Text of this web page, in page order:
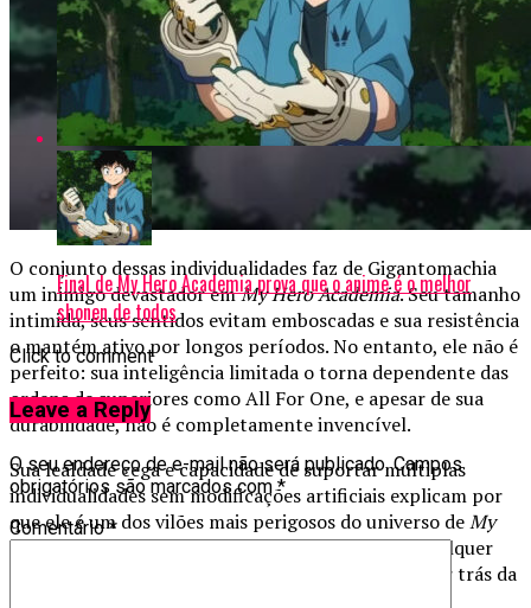
O conjunto dessas individualidades faz de Gigantomachia
um inimigo devastador emMy Hero Academia. Seu tamanho
intimida, seus sentidos evitam emboscadas e sua resistência
o mantém ativo por longos períodos. No entanto, ele não é
perfeito: sua inteligência limitada o torna dependente das
ordens de superiores como All For One, e apesar de sua
durabilidade, não é completamente invencível.
Sua lealdade cega e capacidade de suportar múltiplas
individualidades sem modificações artificiais explicam por
que ele é um dos vilões mais perigosos do universo deMy
Hero Academia. Seu poder muda o equilíbrio de qualquer
confronto e demonstra a complexidade criativa por trás da
Final de My Hero Academia prova que o anime é o melhor
shonen de todos
Click to comment
Leave a Reply
O seu endereço de e-mail não será publicado. Campos
obrigatórios são marcados com*
Comentário*